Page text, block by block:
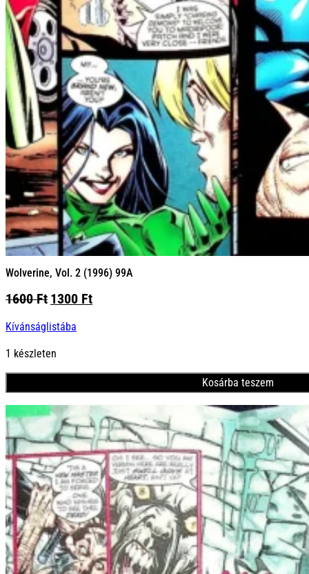
Wolverine, Vol. 2 (1996) 99A
1600Ft Original
was:
1300 FtCurrent
Kívánságlistába
1 készleten
Kosárba teszem